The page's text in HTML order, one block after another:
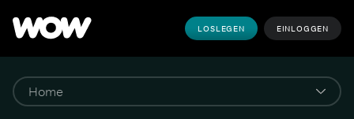
LOSLEGEN EINLOGGEN